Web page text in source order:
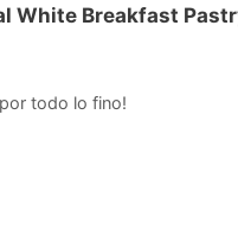
White Breakfast
todo lo fino!